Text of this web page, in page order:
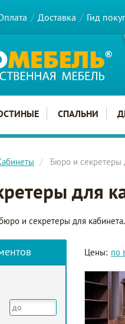
Доставка Гид
СПАЛЬНИ
Бюро и секретеры
для
и секретеры для
Цены: по